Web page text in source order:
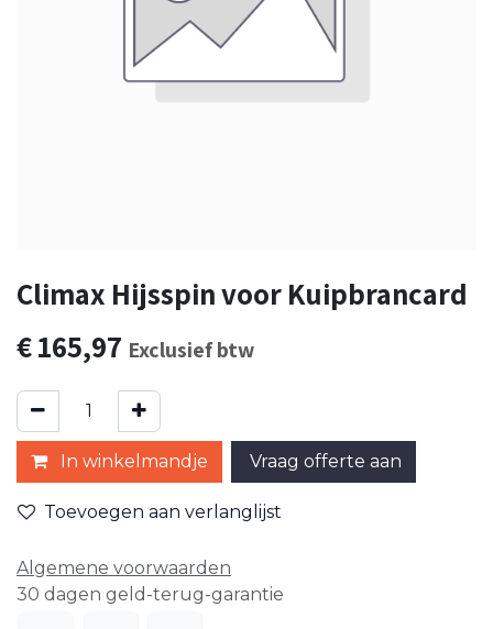
Climax Hijsspin voor Kuipbrancard
€165,97 Exclusief btw
In winkelmandje Vraag offerte aan
Toevoegen aan verlanglijst
Algemene voorwaarden
30 dagen geld-terug-garantie